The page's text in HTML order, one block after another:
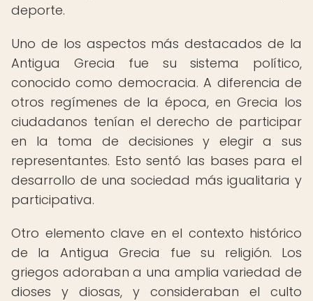
deporte.
Uno de los aspectos más destacados de la
Antigua Grecia fue su sistema político,
conocido como democracia. A diferencia de
otros regímenes de la época, en Grecia los
ciudadanos tenían el derecho de participar
en la toma de decisiones y elegir a sus
representantes. Esto sentó las bases para el
desarrollo de una sociedad más igualitaria y
participativa.
Otro elemento clave en el contexto histórico
de la Antigua Grecia fue su religión. Los
griegos adoraban a una amplia variedad de
dioses y diosas, y consideraban el culto